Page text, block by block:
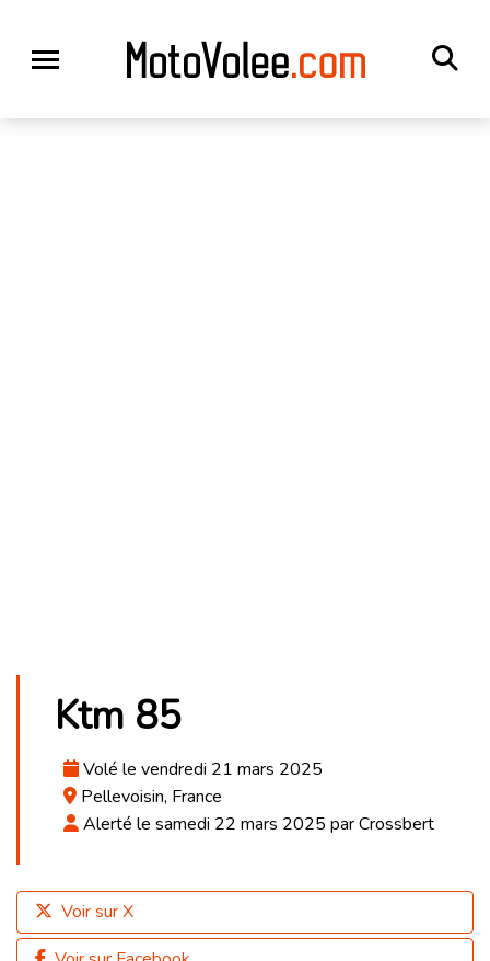
Ktm 85
Volé le vendredi 21 mars 2025
Pellevoisin, France
Alerté le samedi 22 mars 2025 par Crossbert
Voir sur X